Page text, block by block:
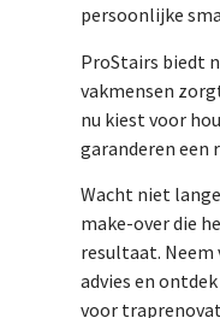
persoonlijke
ProStairs biedt
vakmensen
nu kiest voor
garanderen een
Wacht niet
make-over die
resultaat.
advies en
voor